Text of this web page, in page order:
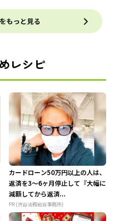
もっと見る
レシピ
カードローン50万円以上の人は、
返済を3～6ヶ月停止して『大幅に
減額してから返済...
PR (渋谷法務総合事務所)